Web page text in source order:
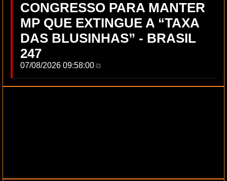
CONGRESSO PARA MANTER
MP QUE EXTINGUE A “TAXA
DAS BLUSINHAS” - BRASIL
247
07/08/2026 09:58:00⧉